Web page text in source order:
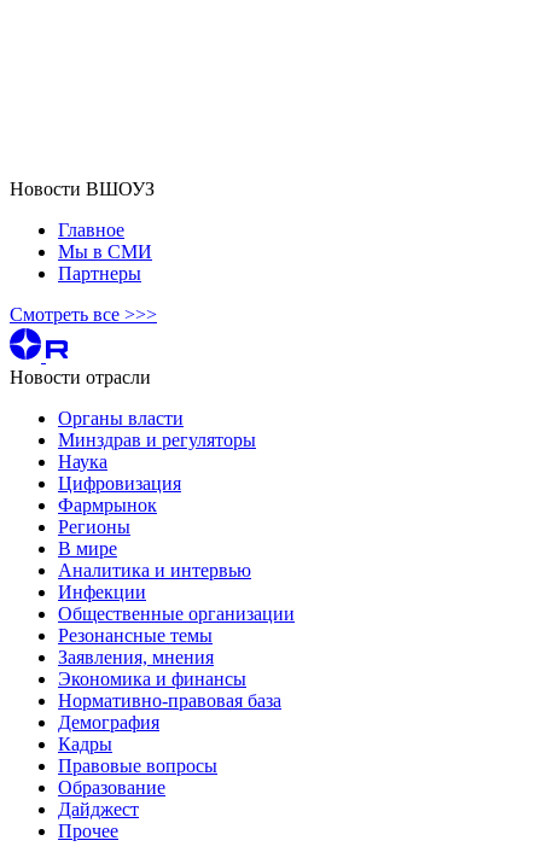
Новости ВШОУЗ
Главное
Мы в СМИ
Партнеры
Смотреть все >>>
Новости отрасли
Органы власти
Минздрав и регуляторы
Наука
Цифровизация
Фармрынок
Регионы
В мире
Аналитика и интервью
Инфекции
Общественные организации
Резонансные темы
Заявления, мнения
Экономика и финансы
Нормативно-правовая база
Демография
Кадры
Правовые вопросы
Образование
Дайджест
Прочее